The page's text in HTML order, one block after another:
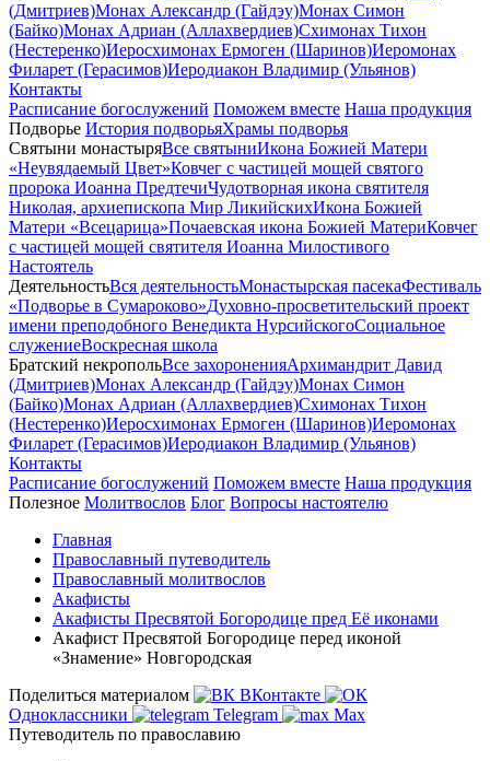
(Дмитриев)Монах Александр (Гайдэу)Монах Симон
(Байко)Монах Адриан (Аллахвердиев)Схимонах Тихон
(Нестеренко)Иеросхимонах Ермоген (Шаринов)Иеромонах
Филарет (Герасимов)Иеродиакон Владимир (Ульянов)
Контакты
Расписание богослужений Поможем вместе Наша продукция
Подворье История подворьяХрамы подворья
Святыни монастыряВсе святыниИкона Божией Матери
«Неувядаемый Цвет»Ковчег с частицей мощей святого
пророка Иоанна ПредтечиЧудотворная икона святителя
Николая, архиепископа Мир ЛикийскихИкона Божией
Матери «Всецарица»Почаевская икона Божией МатериКовчег
с частицей мощей святителя Иоанна Милостивого
Настоятель
ДеятельностьВся деятельностьМонастырская пасекаФестиваль
«Подворье в Сумароково»Духовно-просветительский проект
имени преподобного Венедикта НурсийскогоСоциальное
служениеВоскресная школа
Братский некропольВсе захороненияАрхимандрит Давид
(Дмитриев)Монах Александр (Гайдэу)Монах Симон
(Байко)Монах Адриан (Аллахвердиев)Схимонах Тихон
(Нестеренко)Иеросхимонах Ермоген (Шаринов)Иеромонах
Филарет (Герасимов)Иеродиакон Владимир (Ульянов)
Контакты
Расписание богослужений Поможем вместе Наша продукция
Полезное Молитвослов Блог Вопросы настоятелю
Главная
Православный путеводитель
Православный молитвослов
Акафисты
Акафисты Пресвятой Богородице пред Её иконами
Акафист Пресвятой Богородице перед иконой
«Знамение» Новгородская
Поделиться материалом
ВКонтакте
Одноклассники
Telegram
Max
Путеводитель по православию